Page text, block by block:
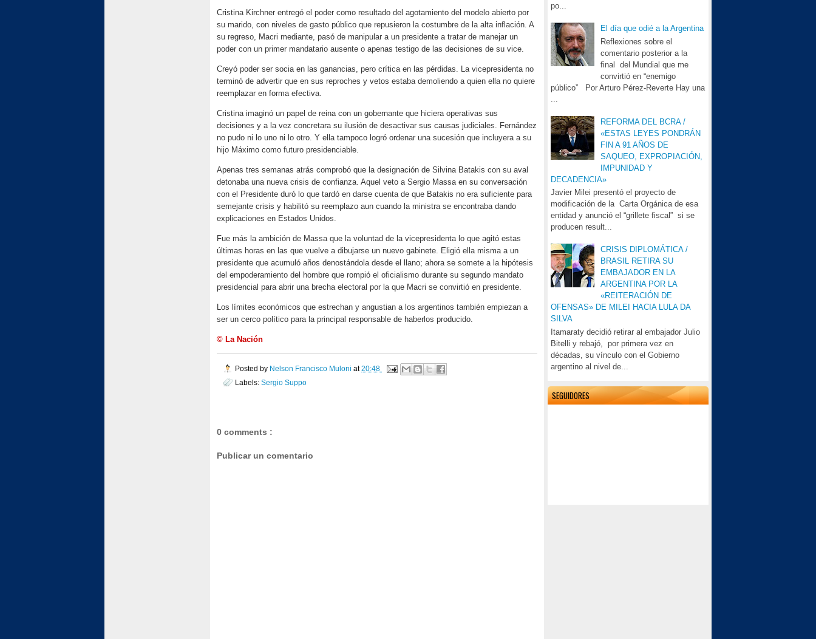
po...
El día que odié a la Argentina
Reflexiones sobre el
comentario posterior a la
final del Mundial que me
convirtió en “enemigo
público” Por Arturo Pérez-Reverte Hay una
REFORMA DEL BCRA /
«ESTAS LEYES PONDRÁN
FIN A 91 AÑOS DE
SAQUEO, EXPROPIACIÓN,
IMPUNIDAD Y
DECADENCIA»
Javier Milei presentó el proyecto de
modificación de la Carta Orgánica de esa
entidad y anunció el “grillete fiscal” si se
producen result...
CRISIS DIPLOMÁTICA /
BRASIL RETIRA SU
EMBAJADOR EN LA
ARGENTINA POR LA
«REITERACIÓN DE
OFENSAS» DE MILEI HACIA LULA DA
SILVA
Itamaraty decidió retirar al embajador Julio
Bitelli y rebajó, por primera vez en
décadas, su vínculo con el Gobierno
argentino al nivel de...
SEGUIDORES
Cristina Kirchner entregó el poder como resultado del agotamiento del modelo abierto por
su marido, con niveles de gasto público que repusieron la costumbre de la alta inflación. A
su regreso, Macri mediante, pasó de manipular a un presidente a tratar de manejar un
poder con un primer mandatario ausente o apenas testigo de las decisiones de su vice.
Creyó poder ser socia en las ganancias, pero crítica en las pérdidas. La vicepresidenta no
terminó de advertir que en sus reproches y vetos estaba demoliendo a quien ella no quiere
reemplazar en forma efectiva.
Cristina imaginó un papel de reina con un gobernante que hiciera operativas sus
decisiones y a la vez concretara su ilusión de desactivar sus causas judiciales. Fernández
no pudo ni lo uno ni lo otro. Y ella tampoco logró ordenar una sucesión que incluyera a su
hijo Máximo como futuro presidenciable.
Apenas tres semanas atrás comprobó que la designación de Silvina Batakis con su aval
detonaba una nueva crisis de confianza. Aquel veto a Sergio Massa en su conversación
con el Presidente duró lo que tardó en darse cuenta de que Batakis no era suficiente para
semejante crisis y habilitó su reemplazo aun cuando la ministra se encontraba dando
explicaciones en Estados Unidos.
Fue más la ambición de Massa que la voluntad de la vicepresidenta lo que agitó estas
últimas horas en las que vuelve a dibujarse un nuevo gabinete. Eligió ella misma a un
presidente que acumuló años denostándola desde el llano; ahora se somete a la hipótesis
del empoderamiento del hombre que rompió el oficialismo durante su segundo mandato
presidencial para abrir una brecha electoral por la que Macri se convirtió en presidente.
Los límites económicos que estrechan y angustian a los argentinos también empiezan a
ser un cerco político para la principal responsable de haberlos producido.
© La Nación
Posted by Nelson Francisco Muloni at20:48
Labels: Sergio Suppo
0 comments :
Publicar un comentario